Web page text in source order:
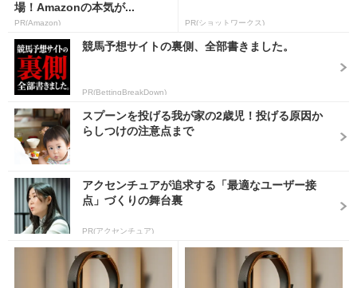
場！Amazonの本気が...
PR(Amazon) PR(ショットワークス)
競馬予想サイトの裏側、全部書きました。
PR(BettingBreakDown)
スプーンを投げる我が家の2歳児！投げる原因か
らしつけの注意点まで
アクセンチュアが追求する「最適なユーザー接
点」づくりの舞台裏
PR(アクセンチュア)